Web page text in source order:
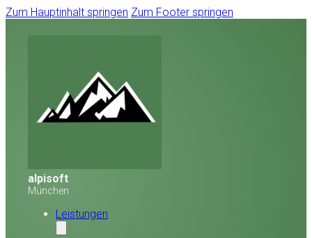
Zum Hauptinhalt springen Zum Footer springen
alpisoft
München
Leistungen